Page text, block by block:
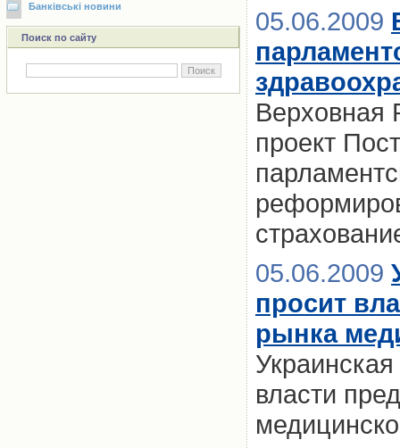
Банківські новини
Поиск по сайту
05.06.2009
Верховная
проект
05.06.2009
просит
рынка
власти